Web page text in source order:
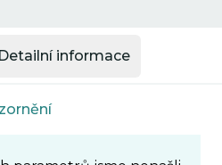
Detailní informace